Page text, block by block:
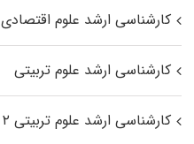
کارشناسی ارشد علوم اقتصادی
کارشناسی ارشد علوم تربیتی
کارشناسی ارشد علوم تربیتی ۲